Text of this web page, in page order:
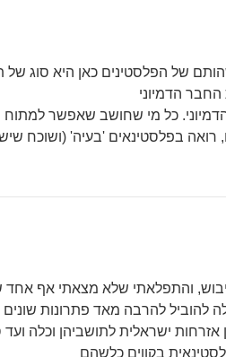
הדמיוני. כל מי שחושב שאפשר
רואה בפלסטינאים 'בעיה' (ושוכח
להוביל להרבה מאד פתרונות
ישראלית לתושביהן וכלה ועד